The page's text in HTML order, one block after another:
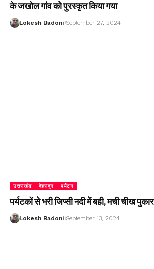
के जखोल गांव को पुरस्कृत किया गया
Lokesh Badoni September 27, 2024
उत्तराखंड देहरादून पर्यटन
पर्यटकों से भरी जिप्सी नदी में बही, मची चीख पुकार
Lokesh Badoni September 13, 2024